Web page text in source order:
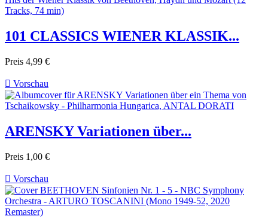
101 CLASSICS WIENER KLASSIK...
Preis 4,99 €
 Vorschau
ARENSKY Variationen über...
Preis 1,00 €
 Vorschau